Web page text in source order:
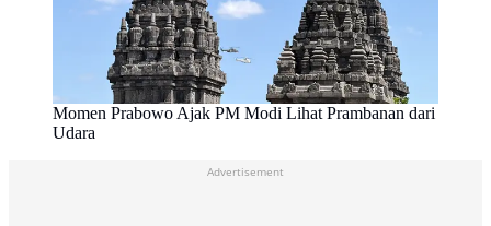
Momen Prabowo Ajak PM Modi Lihat Prambanan dari
Udara
Advertisement